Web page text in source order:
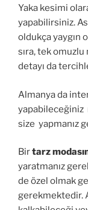
Yaka kesimi
yapabilirsiniz.
oldukça yaygın
sıra, tek
detayı da
Almanya da
yapabileceğiniz
size yapmanız
Birtarz
yaratmanız
de özel olmak
gerekmektedir.